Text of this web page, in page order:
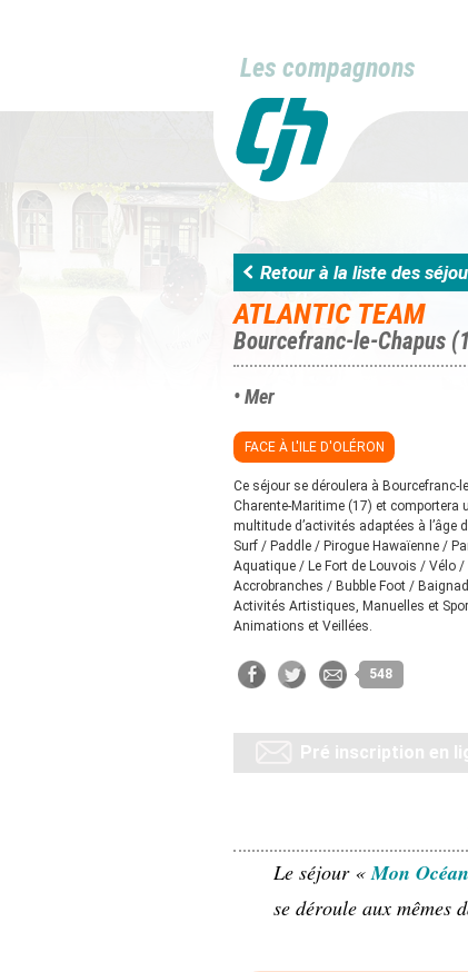
Les compagnons
Retour à la liste des
ATLANTIC TEAM
Bourcefranc-le-Chapus
• Mer
FACE À L'ILE D'OLÉRON
Ce séjour se déroulera à Bourcefranc-
Charente-Maritime (17) et comportera
multitude d’activités adaptées à l’âge
Surf / Paddle / Pirogue Hawaïenne /
Aquatique / Le Fort de Louvois / Vélo /
Accrobranches / Bubble Foot /
Activités Artistiques, Manuelles et
Animations et Veillées.
548
Pré inscription en
Le séjour «Mon
se déroule aux mêmes